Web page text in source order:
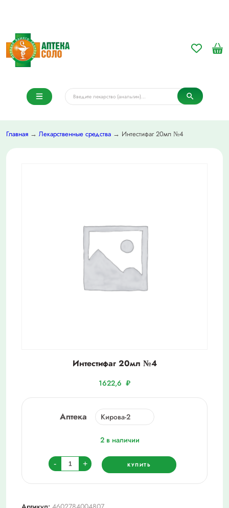
Главная → Лекарственные средства → Интестифаг 20мл №4
Интестифаг 20мл №4
1622,6 ₽
Аптека
2 в наличии
-
Количество
товара
Интестифаг
+ КУПИТЬ